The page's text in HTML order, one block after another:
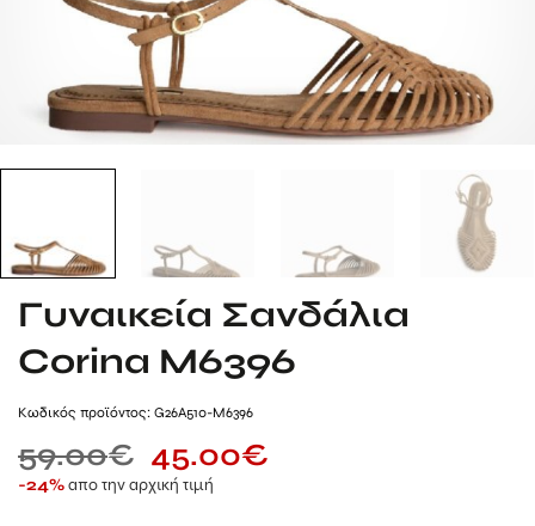
Γυναικεία Σανδάλια
Corina M6396
Kωδικός προϊόντος: G26A510-M6396
59.00€ 45.00€
-24%απο την αρχική τιμή